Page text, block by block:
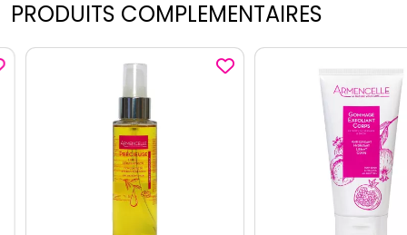
PRODUITS COMPLEMENTAIRES